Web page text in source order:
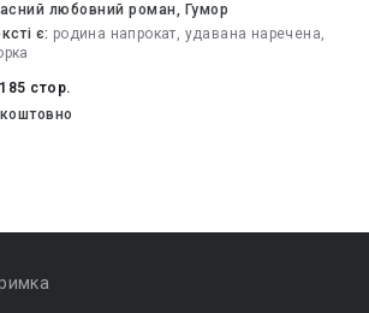
любовний роман, Гумор
є: родина напрокат, удавана наречена,
185 стор.